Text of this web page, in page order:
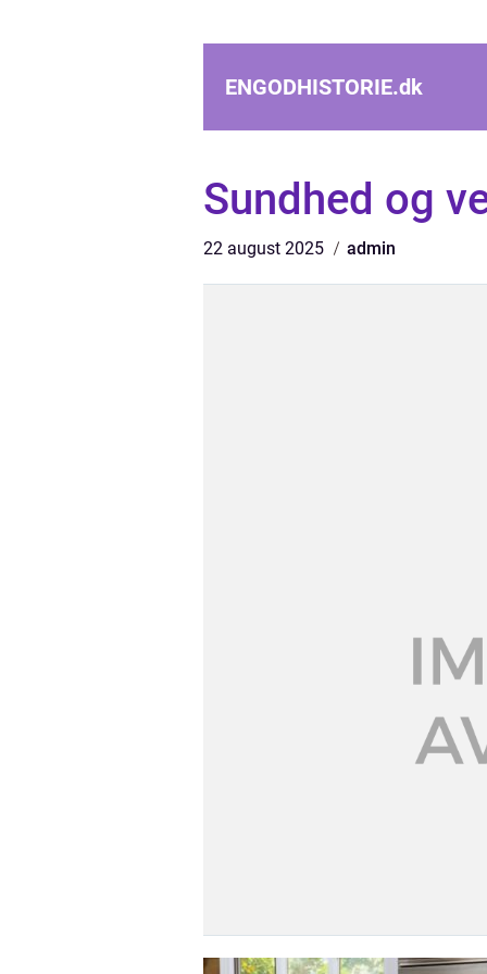
ENGODHISTORIE.dk
Sundhed og
22 august 2025 admin